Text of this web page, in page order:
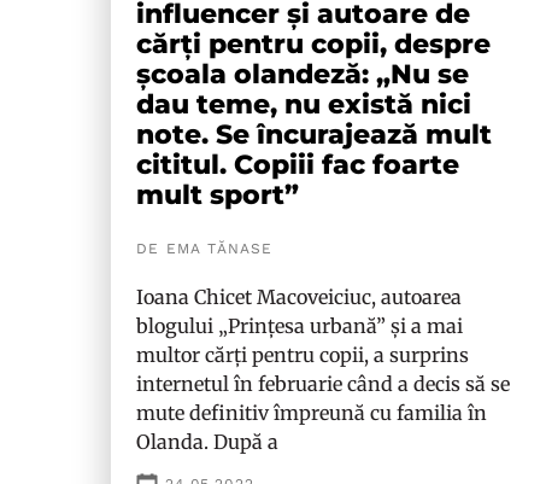
influencer și autoare de
cărți pentru copii, despre
școala olandeză: „Nu se
dau teme, nu există nici
note. Se încurajează mult
cititul. Copiii fac foarte
mult sport”
DE EMA TĂNASE
Ioana Chicet Macoveiciuc, autoarea
blogului „Prințesa urbană” și a mai
multor cărți pentru copii, a surprins
internetul în februarie când a decis să se
mute definitiv împreună cu familia în
Olanda. După a